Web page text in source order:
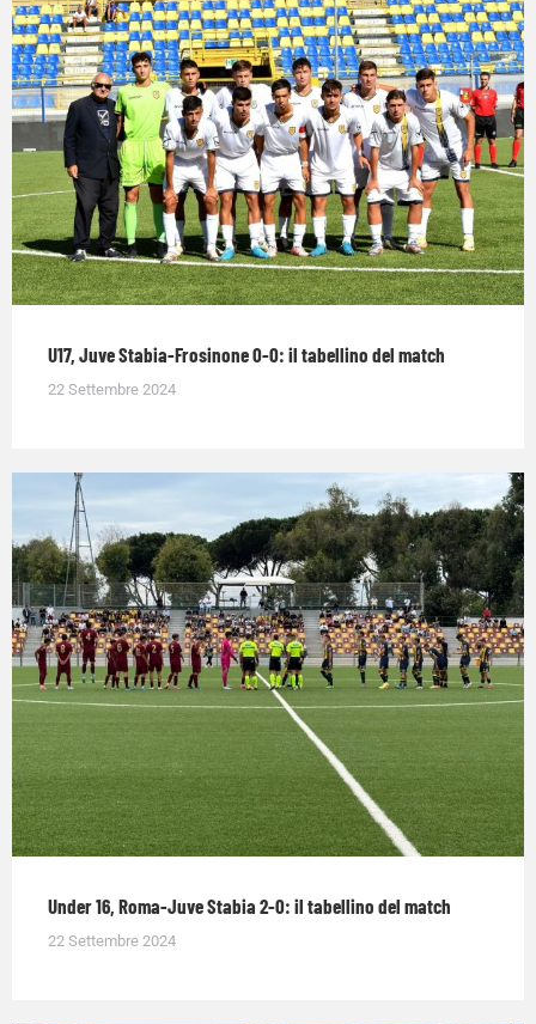
U17, Juve Stabia-Frosinone 0-0: il tabellino del match
22 Settembre 2024
Under 16, Roma-Juve Stabia 2-0: il tabellino del match
22 Settembre 2024